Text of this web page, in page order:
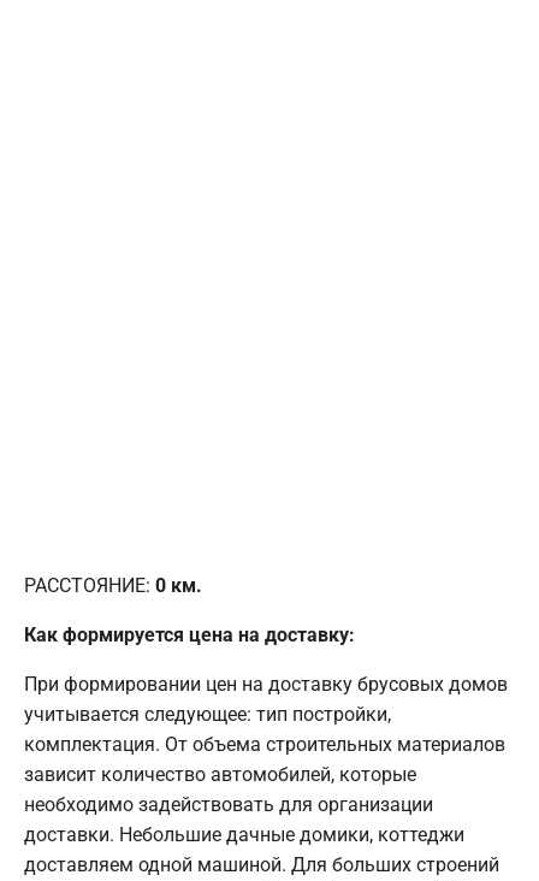
РАССТОЯНИЕ: 0 км.
Как формируется цена на доставку:
При формировании цен на доставку брусовых домов
учитывается следующее: тип постройки,
комплектация. От объема строительных материалов
зависит количество автомобилей, которые
необходимо задействовать для организации
доставки. Небольшие дачные домики, коттеджи
доставляем одной машиной. Для больших строений